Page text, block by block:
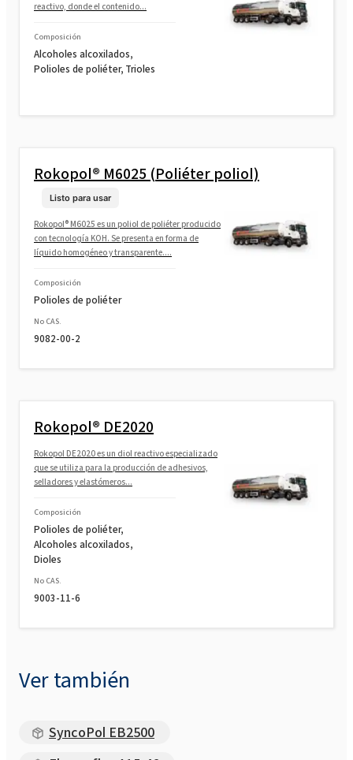
reactivo, donde el contenido...
Composición
Alcoholes alcoxilados,
Polioles de poliéter, Trioles
Rokopol® M6025 (Poliéter poliol)
Listo para usar
Rokopol® M6025 es un poliol de poliéter producido
con tecnología KOH. Se presenta en forma de
líquido homogéneo y transparente....
Composición
Polioles de poliéter
No CAS.
9082-00-2
Rokopol® DE2020
Rokopol DE2020 es un diol reactivo especializado
que se utiliza para la producción de adhesivos,
selladores y elastómeros...
Composición
Polioles de poliéter,
Alcoholes alcoxilados,
Dioles
No CAS.
9003-11-6
Ver también
SyncoPol EB2500